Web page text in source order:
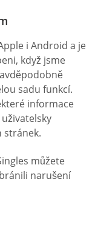
i Android a je
když jsme
sadu funkcí.
informace
stránek.
můžete
narušení